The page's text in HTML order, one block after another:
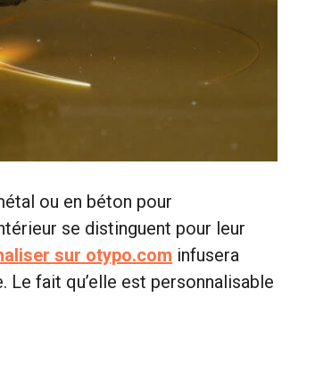
ou en béton pour
se distinguent pour leur
sur otypo.com infusera
Le fait qu’elle est personnalisable